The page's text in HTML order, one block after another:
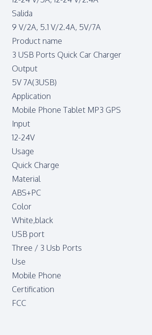
Salida
9 V/2A, 5.1 V/2.4A, 5V/7A
Product name
3 USB Ports Quick Car Charger
Output
5V 7A(3USB)
Application
Mobile Phone Tablet MP3 GPS
Input
12-24V
Usage
Quick Charge
Material
ABS+PC
Color
White,black
USB port
Three / 3 Usb Ports
Use
Mobile Phone
Certification
FCC